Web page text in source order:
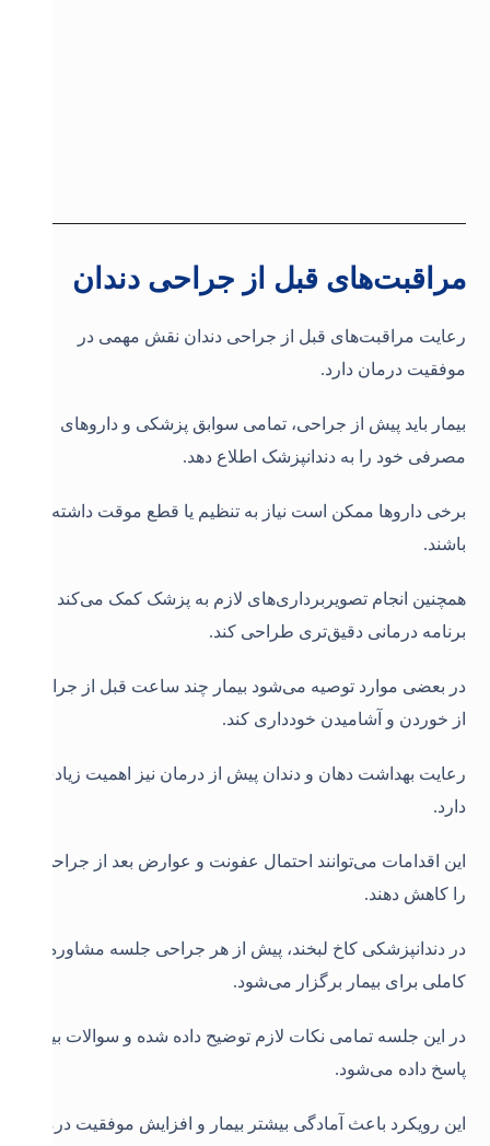
مراقبت‌های قبل از جراحی دندان
رعایت مراقبت‌های قبل از جراحی دندان نقش مهمی در
موفقیت درمان دارد.
بیمار باید پیش از جراحی، تمامی سوابق پزشکی و داروهای
مصرفی خود را به دندانپزشک اطلاع دهد.
برخی داروها ممکن است نیاز به تنظیم یا قطع موقت داشته
باشند.
همچنین انجام تصویربرداری‌های لازم به پزشک کمک می‌کند تا
برنامه درمانی دقیق‌تری طراحی کند.
در بعضی موارد توصیه می‌شود بیمار چند ساعت قبل از جراحی
از خوردن و آشامیدن خودداری کند.
رعایت بهداشت دهان و دندان پیش از درمان نیز اهمیت زیادی
دارد.
این اقدامات می‌توانند احتمال عفونت و عوارض بعد از جراحی
را کاهش دهند.
در دندانپزشکی کاخ لبخند، پیش از هر جراحی جلسه مشاوره
کاملی برای بیمار برگزار می‌شود.
در این جلسه تمامی نکات لازم توضیح داده شده و سوالات بیمار
پاسخ داده می‌شود.
این رویکرد باعث آمادگی بیشتر بیمار و افزایش موفقیت درمان